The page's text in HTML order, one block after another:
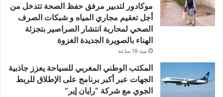
موكادور لتدبير مرفق حفظ الصحة تتدخل من
أجل تعقيم مجاري المياه و شبكات الصرف
الصحي لمحاربة انتشار الصراصير بتجزئة
الهناء بالصويرة الجديدة الغزوة
منذ 19 ساعة
المكتب الوطني المغربي للسياحة يعزز جاذبية
الجهات عبر أكبر برنامج على الإطلاق للربط
الجوي مع شركة “رايان إير”